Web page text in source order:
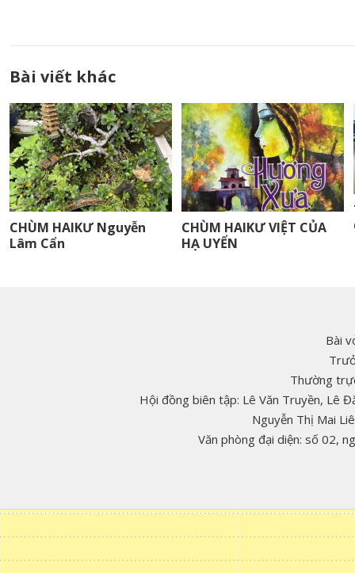
Bài viết khác
CHÙM HAIKƯ Nguyễn
Lâm Cẩn
CHÙM HAIKƯ VIỆT CỦA
HẠ UYỂN
Bài
Thường
Hội đồng biên tập: Lê Văn Truyền, Lê
Nguyễn Thị Mai
Văn phòng đại diện: số 02,